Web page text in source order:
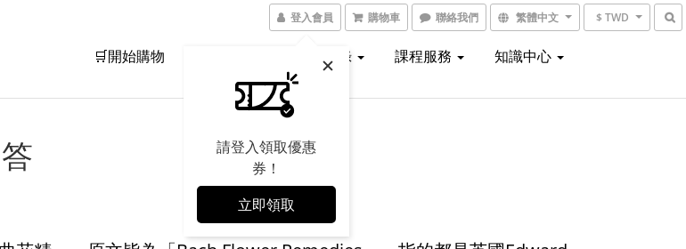
登入會員
請登入領取優惠
券！
立即領取
購物車 聯絡我們 繁體中文 $ TWD
🛒開始購物 線上型錄 課程服務 知識中心